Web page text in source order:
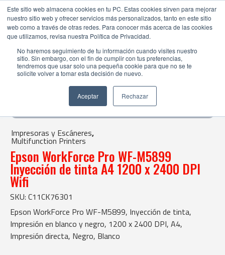
Este sitio web almacena cookies en tu PC. Estas cookies sirven para mejorar
nuestro sitio web y ofrecer servicios más personalizados, tanto en este sitio
web como a través de otras redes. Para conocer más acerca de las cookies
que utilizamos, revisa nuestra Política de Privacidad.
No haremos seguimiento de tu información cuando visites nuestro
sitio. Sin embargo, con el fin de cumplir con tus preferencias,
tendremos que usar solo una pequeña cookie para que no se te
solicite volver a tomar esta decisión de nuevo.
Aceptar Rechazar
Impresoras y Escáneres|Multifunction Printers
| Epson WorkForce Pro WF-M5899 Inyección de tinta A4 1200 x
Impresoras y Escáneres,
Multifunction Printers
Epson WorkForce Pro WF-M5899
Inyección de tinta A4 1200 x 2400 DPI
Wifi
SKU: C11CK76301
Epson WorkForce Pro WF-M5899, Inyección de tinta,
Impresión en blanco y negro, 1200 x 2400 DPI, A4,
Impresión directa, Negro, Blanco